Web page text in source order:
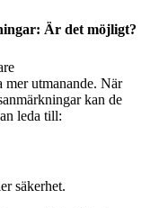
Är det möjligt?
mer utmanande. När
kan de
leda till:
säkerhet.